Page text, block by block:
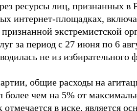
ресурсы лиц, признанных
интернет-площадках,
экстремистской
за период с 27 июня по 6
не из избирательного
общие расходы на
чем на 5% от
отмечается в иске, является